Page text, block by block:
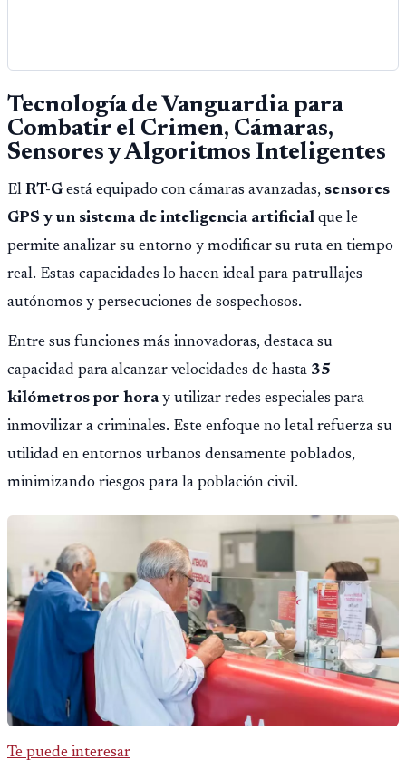
Tecnología de Vanguardia para
Combatir el Crimen, Cámaras,
Sensores y Algoritmos Inteligentes
El RT-G está equipado con cámaras avanzadas, sensores
GPS y un sistema de inteligencia artificial que le
permite analizar su entorno y modificar su ruta en tiempo
real. Estas capacidades lo hacen ideal para patrullajes
autónomos y persecuciones de sospechosos.
Entre sus funciones más innovadoras, destaca su
capacidad para alcanzar velocidades de hasta 35
kilómetros por horay utilizar redes especiales para
inmovilizar a criminales. Este enfoque no letal refuerza su
utilidad en entornos urbanos densamente poblados,
minimizando riesgos para la población civil.
Te puede interesar